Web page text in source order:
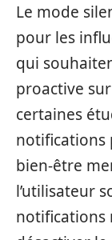
Le mode
pour les
qui
proactive
certaines
notifications
bien-être
l’utilisateur
notifications